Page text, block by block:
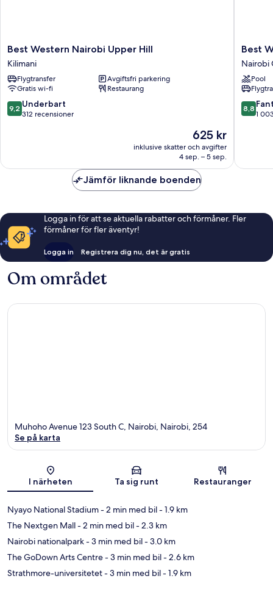
Best
Western
Nairobi
Upper
Hill
Kilimani
Best Western Nairobi Upper Hill
Kilimani
Flygtransfer
Avgiftsfri parkering
Gratis wi-fi
Restaurang
9.2
av
9,2 Underbart
312 recensioner
Priset
är
625 kr
625 kr
inklusive skatter och avgifter
4 sep. – 5 sep.
Best
Western
Plus
Hotel
Nairobi
Central
Best
Nairobi
Pool
8.8
av
8,8
1
Jämför liknande boenden
Logga in för att se aktuella rabatter och förmåner. Fler
förmåner för fler äventyr!
Logga in Registrera dig nu, det är gratis
Om området
Karta
Muhoho Avenue 123 South C, Nairobi, Nairobi, 254
Se på karta
I närheten Ta sig runt Restauranger
Nyayo National Stadium- 2 min med bil- 1.9 km
The Nextgen Mall- 2 min med bil- 2.3 km
Nairobi nationalpark- 3 min med bil- 3.0 km
The GoDown Arts Centre- 3 min med bil- 2.6 km
Strathmore-universitetet- 3 min med bil- 1.9 km